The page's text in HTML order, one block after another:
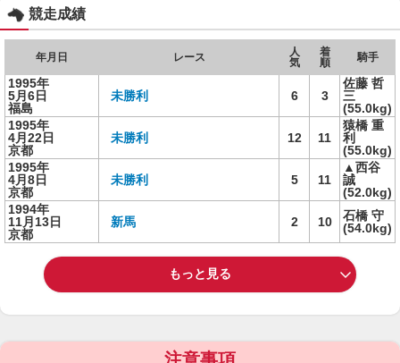
競走成績
年月日 レース
人
気
着
順
騎手
1995年
5月6日
福島
未勝利 6 3
佐藤 哲
三
(55.0kg)
1995年
4月22日
京都
未勝利 12 11
猿橋 重
利
(55.0kg)
1995年
4月8日
京都
未勝利 5 11
▲西谷
誠
(52.0kg)
1994年
11月13日
京都
新馬 2 10
石橋 守
(54.0kg)
もっと見る